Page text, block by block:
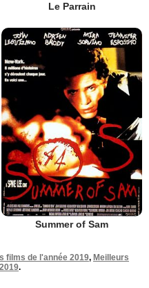
Le Parrain
Summer of Sam
films de l'année 2019, Meilleurs
.